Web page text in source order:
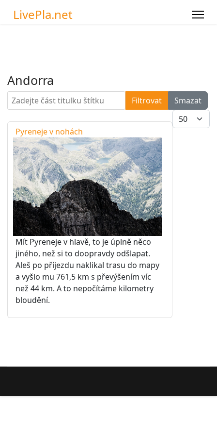
LivePla.net
Andorra
Zadejte část titulku štítku Filtrovat
Smazat
Počet
Pyreneje v nohách
Mít Pyreneje v hlavě, to je úplně něco
jiného, než si to doopravdy odšlapat.
Aleš po příjezdu naklikal trasu do mapy
a vyšlo mu 761,5 km s převýšením víc
než 44 km. A to nepočítáme kilometry
bloudění.